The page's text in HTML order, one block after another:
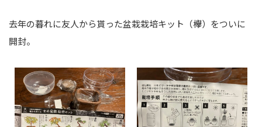
去年の暮れに友人から貰った盆栽栽培キット（欅）をついに
開封。